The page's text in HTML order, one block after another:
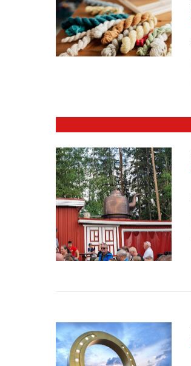
ILMOITTAUDU MUKAAN
TÄLLÄ
TUOTTEELLA
ON
SIVULLA.
/ LISÄTIEDOT
LISÄTIEDOT
ILMOITTAUDU MUKAAN